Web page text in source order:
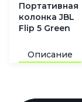
Портативная
колонка JBL
Flip 5 Green
Описание